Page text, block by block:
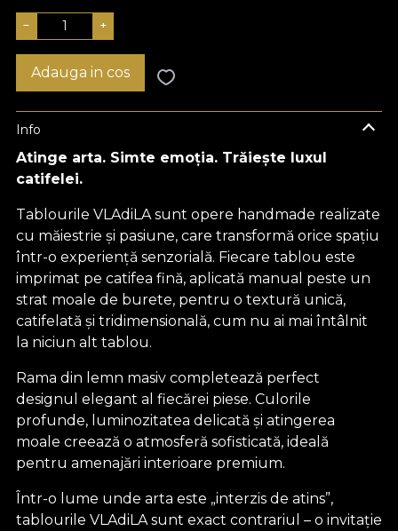
− +
Adauga in cos
Info
Atinge arta. Simte emoția. Trăiește luxul
catifelei.
Tablourile VLAdiLA sunt opere handmade realizate
cu măiestrie și pasiune, care transformă orice spațiu
într-o experiență senzorială. Fiecare tablou este
imprimat pe catifea fină, aplicată manual peste un
strat moale de burete, pentru o textură unică,
catifelată și tridimensională, cum nu ai mai întâlnit
la niciun alt tablou.
Rama din lemn masiv completează perfect
designul elegant al fiecărei piese. Culorile
profunde, luminozitatea delicată și atingerea
moale creează o atmosferă sofisticată, ideală
pentru amenajări interioare premium.
Într-o lume unde arta este „interzis de atins”,
tablourile VLAdiLA sunt exact contrariul – o invitație